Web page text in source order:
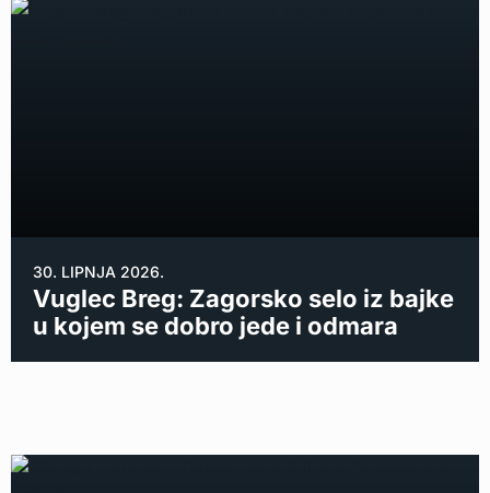
30. LIPNJA 2026.
Vuglec Breg: Zagorsko selo iz bajke
u kojem se dobro jede i odmara